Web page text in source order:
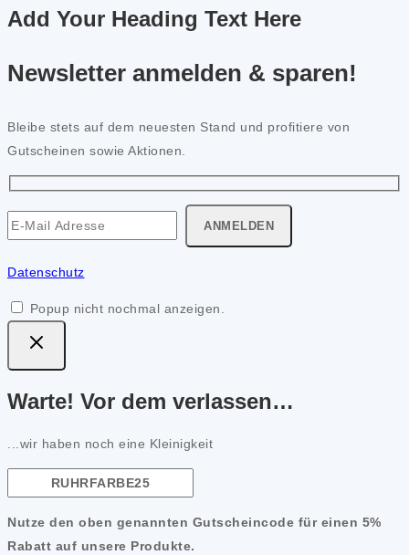
Add Your Heading Text Here
Newsletter anmelden & sparen!
Bleibe stets auf dem neuesten Stand und profitiere von
Gutscheinen sowie Aktionen.
Datenschutz
Popup nicht nochmal anzeigen.
Warte! Vor dem verlassen…
...wir haben noch eine Kleinigkeit
Nutze den oben genannten Gutscheincode für einen 5%
Rabatt auf unsere Produkte.